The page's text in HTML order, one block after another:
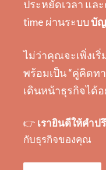
ประหยัดเวลา แล
time ผ่านระบบบั
ไม่ว่าคุณจะเพิ่งเริ่
พร้อมเป็น “คู่คิดท
เดินหน้าธุรกิจได้
👉 เรายินดีให้คำป
กับธุรกิจของคุณ